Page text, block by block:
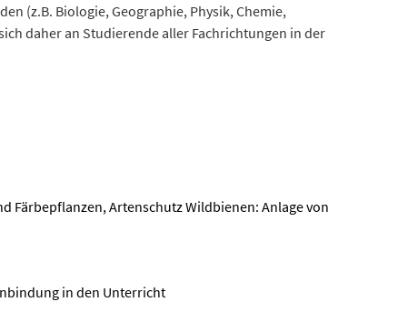
(z.B. Biologie, Geographie, Physik, Chemie,
daher an Studierende aller Fachrichtungen in der
Färbepflanzen, Artenschutz Wildbienen: Anlage von
in den Unterricht